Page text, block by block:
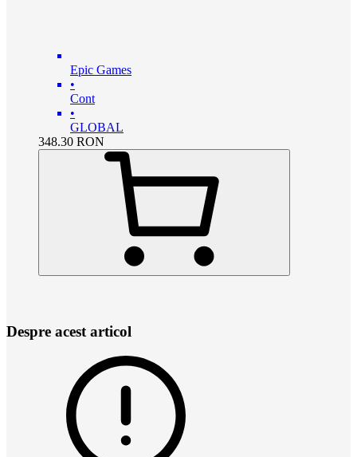
Epic Games
•
Cont
•
GLOBAL
348.30 RON
Despre acest articol